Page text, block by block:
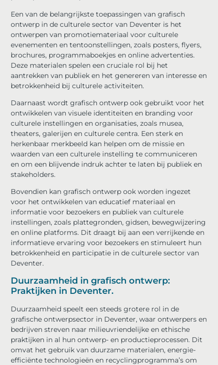
Een van de belangrijkste toepassingen van grafisch
ontwerp in de culturele sector van Deventer is het
ontwerpen van promotiemateriaal voor culturele
evenementen en tentoonstellingen, zoals posters, flyers,
brochures, programmaboekjes en online advertenties.
Deze materialen spelen een cruciale rol bij het
aantrekken van publiek en het genereren van interesse en
betrokkenheid bij culturele activiteiten.
Daarnaast wordt grafisch ontwerp ook gebruikt voor het
ontwikkelen van visuele identiteiten en branding voor
culturele instellingen en organisaties, zoals musea,
theaters, galerijen en culturele centra. Een sterk en
herkenbaar merkbeeld kan helpen om de missie en
waarden van een culturele instelling te communiceren
en om een blijvende indruk achter te laten bij publiek en
stakeholders.
Bovendien kan grafisch ontwerp ook worden ingezet
voor het ontwikkelen van educatief materiaal en
informatie voor bezoekers en publiek van culturele
instellingen, zoals plattegronden, gidsen, bewegwijzering
en online platforms. Dit draagt bij aan een verrijkende en
informatieve ervaring voor bezoekers en stimuleert hun
betrokkenheid en participatie in de culturele sector van
Deventer.
Duurzaamheid in grafisch ontwerp:
Praktijken in Deventer.
Duurzaamheid speelt een steeds grotere rol in de
grafische ontwerpsector in Deventer, waar ontwerpers en
bedrijven streven naar milieuvriendelijke en ethische
praktijken in al hun ontwerp- en productieprocessen. Dit
omvat het gebruik van duurzame materialen, energie-
efficiënte technologieën en recyclingprogramma’s om